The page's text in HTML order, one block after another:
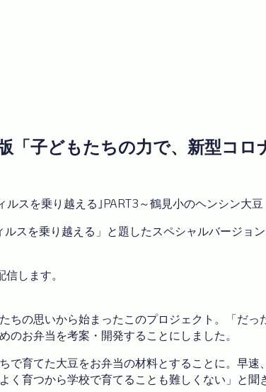
子どもたちの力で、新型コロ
スを乗り越える｣PART3～鶴見小のヘンシン大豆
スを乗り越える」と題したスペシャルバージョ
します。
ちの思いから始まったこのプロジェクト。「だ
お弁当を考案・開発することにしました。
育てた大豆をお弁当の材料とすることに。早
育つから学校で育てることも難しくない」と